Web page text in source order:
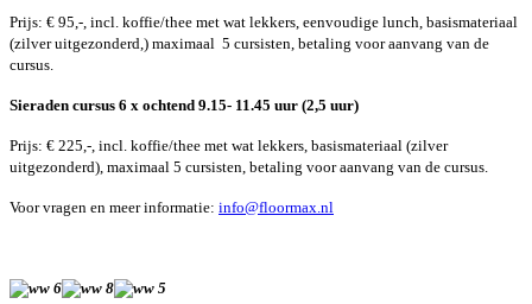
Prijs: € 95,-, incl. koffie/thee met wat lekkers, eenvoudige lunch, basismateriaal
(zilver uitgezonderd,) maximaal 5 cursisten, betaling voor aanvang van de
cursus.
Sieraden cursus 6 x ochtend 9.15- 11.45 uur (2,5 uur)
Prijs: € 225,-, incl. koffie/thee met wat lekkers, basismateriaal (zilver
uitgezonderd), maximaal 5 cursisten, betaling voor aanvang van de cursus.
Voor vragen en meer informatie: info@floormax.nl